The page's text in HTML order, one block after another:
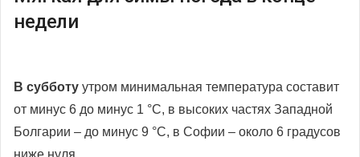
недели
В субботу утром минимальная температура составит
от минус 6 до минус 1 °С, в высоких частях Западной
Болгарии – до минус 9 °С, в Софии – около 6 градусов